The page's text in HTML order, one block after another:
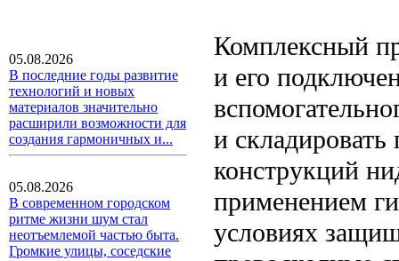
05.08.2026
В последние годы развитие
технологий и новых
материалов значительно
расширили возможности для
создания гармоничных и...
05.08.2026
В современном городском
ритме жизни шум стал
неотъемлемой частью быта.
Громкие улицы, соседские
Комплексный
и его
и
конструкций
применением
условиях